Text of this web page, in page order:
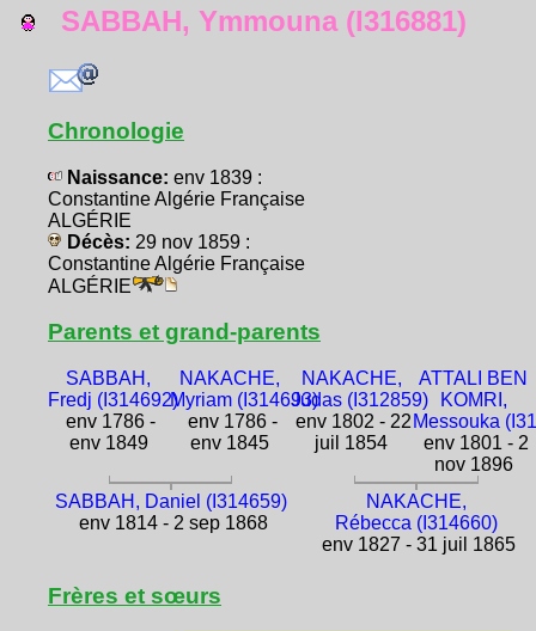
SABBAH, Ymmouna (I316881)
Chronologie
Naissance: env 1839 :
Constantine Algérie Française
ALGÉRIE
Décès: 29 nov 1859 :
Constantine Algérie Française
ALGÉRIE
Parents et grand-parents
SABBAH,
Fredj (I314692)
env 1786 -
env 1849
NAKACHE,
Myriam (I314693)
env 1786 -
env 1845
NAKACHE,
Judas (I312859)
env 1802 - 22
juil 1854
ATTALI BEN
KOMRI,
Messouka
env 1801 - 2
nov 1896
SABBAH, Daniel (I314659)
env 1814 - 2 sep 1868
NAKACHE,
Rébecca (I314660)
env 1827 - 31 juil 1865
Frères et sœurs